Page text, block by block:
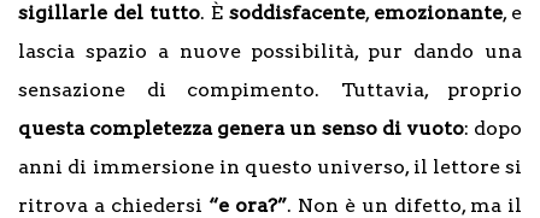
sigillarle del tutto. È soddisfacente, emozionante, e
lascia spazio a nuove possibilità, pur dando una
sensazione di compimento. Tuttavia, proprio
questa completezza genera un senso di vuoto: dopo
anni di immersione in questo universo, il lettore si
ritrova a chiedersi “e ora?”. Non è un difetto, ma il